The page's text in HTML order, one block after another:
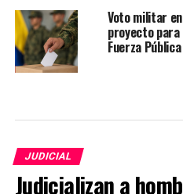
Voto militar
proyecto
Fuerza Pública
JUDICIAL
Judicializan a